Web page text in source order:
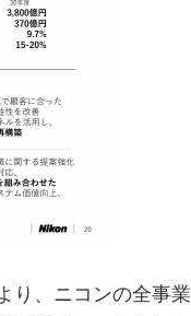
り、ニコンの全事業